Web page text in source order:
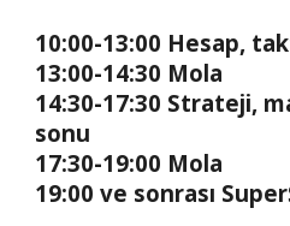
10:00-13:00 Hesap,
13:00-14:30 Mola
14:30-17:30 Strateji,
sonu
17:30-19:00 Mola
19:00 ve sonrası